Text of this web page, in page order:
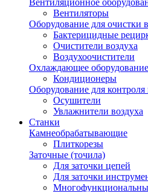
Вентиляционное
Вентиляторы
Оборудование для очистки
Бактерицидные
Очистители воздуха
Воздухоочистители
Охлаждающее оборудование
Кондиционеры
Оборудование для
Осушители
Увлажнители воздуха
Станки
Камнеобрабатывающие
Плиткорезы
Заточные (точила)
Для заточки цепей
Для заточки